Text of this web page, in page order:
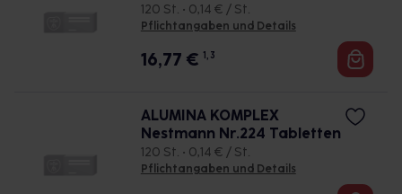
120 St. • 0,14 € / St.
Pflichtangaben und Details
16,77 € 1, 3
ALUMINA KOMPLEX
Nestmann Nr.224 Tabletten
120 St. • 0,14 € / St.
Pflichtangaben und Details